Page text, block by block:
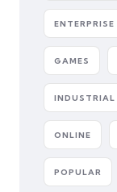
ENTERPRISE
GAMES
INDUSTRIAL
ONLINE
POPULAR